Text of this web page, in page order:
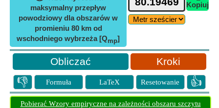
maksymalny przepływ
powodziowy dla obszarów w
promieniu 80 km od
wschodniego wybrzeża [Qmp]
Kopiuj
Kroki
👎 Formuła LaTeX Resetowanie 👍
Pobierać Wzory empiryczne na zależności obszaru szczytu